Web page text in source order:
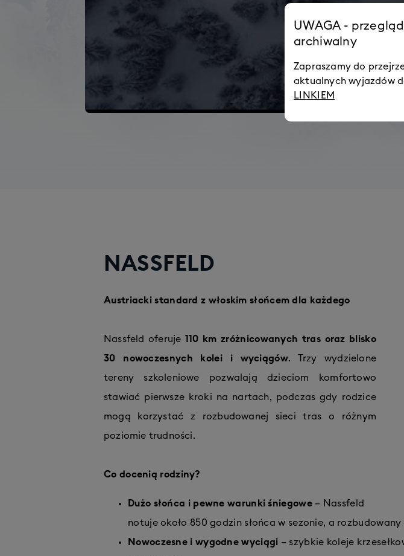
UWAGA -
archiwalny
Zapraszamy do
aktualnych wyjazdów
LINKIEM
NASSFELD
Austriacki standard z włoskim słońcem dla każdego
Nassfeld oferuje 110 km zróżnicowanych tras oraz blisko
30 nowoczesnych kolei i wyciągów. Trzy wydzielone
tereny szkoleniowe pozwalają dzieciom komfortowo
stawiać pierwsze kroki na nartach, podczas gdy rodzice
mogą korzystać z rozbudowanej sieci tras o różnym
poziomie trudności.
Co docenią rodziny?
Dużo słońca i pewne warunki śniegowe– Nassfeld
notuje około 850 godzin słońca w sezonie, a
Nowoczesne i wygodne wyciągi – szybkie koleje